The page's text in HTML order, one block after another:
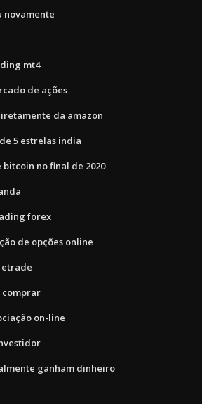
novamente
mt4
de ações
da amazon
5 estrelas india
no final de 2020
forex
de opções online
etrade
comprar
on-line
ganham dinheiro